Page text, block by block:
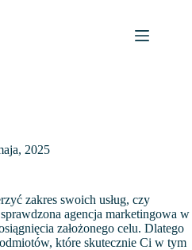
2025
zakres swoich usług, czy
agencja marketingowa w
założonego celu. Dlatego
które skutecznie Ci w tym